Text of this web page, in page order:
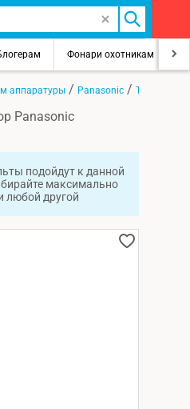
Фонари охотникам
аппаратуры / Panasonic / TX25LK10F
Panasonic
подойдут к данной
максимально
любой другой